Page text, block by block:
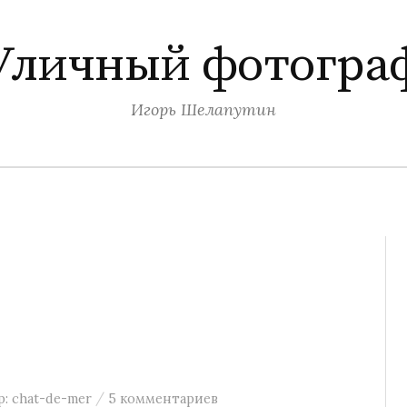
Игорь Шелапутин
chat-de-mer / 5 комментариев